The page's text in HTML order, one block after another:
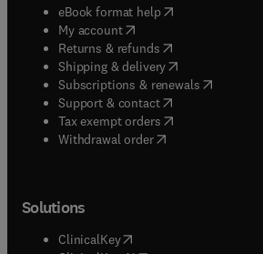
eBook format help( opens in new tab/
My account( opens in new tab/window
Returns & refunds( opens in new tab/
Shipping & delivery(opens in new
Subscriptions & renewals( opens in
Support & contact( opens in new tab/
Tax exempt orders( opens in new tab/
Withdrawal order
Solutions
ClinicalKey(opens in new tab/window